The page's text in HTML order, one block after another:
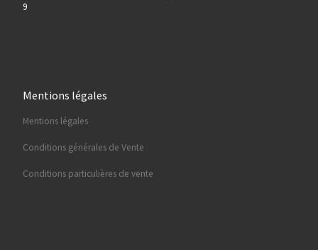
9
Mentions légales
Mentions légales
Conditions générales de Vente
Conditions particulières de vente